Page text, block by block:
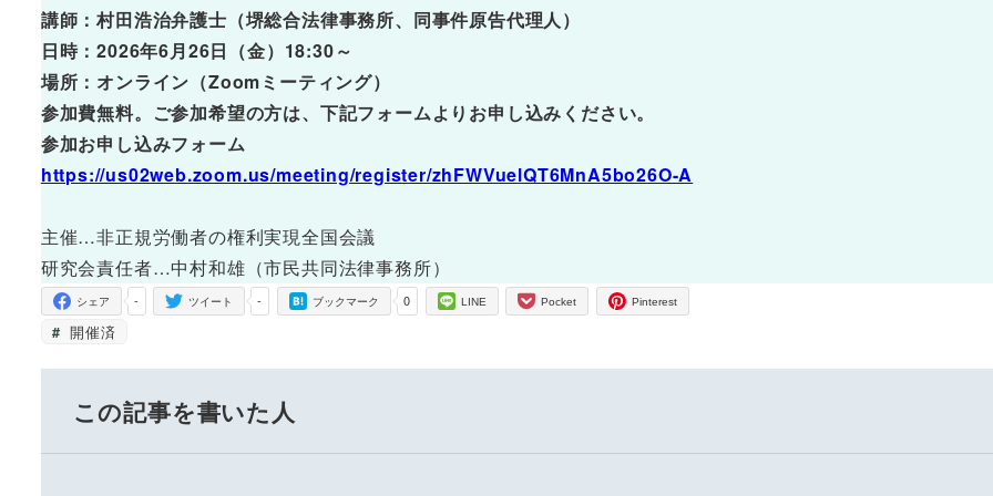
講師：村田浩治弁護士（堺総合法律事務所、同事件原告代理人）
日時：2026年6月26日（金）18:30～
場所：オンライン（Zoomミーティング）
参加費無料。ご参加希望の方は、下記フォームよりお申し込みください。
参加お申し込みフォーム
https://us02web.zoom.us/meeting/register/zhFWVuelQT6MnA5bo26O-A
主催…非正規労働者の権利実現全国会議
研究会責任者…中村和雄（市民共同法律事務所）
-
シェア -
ツイート 0
ブックマーク LINE Pocket Pinterest
開催済
この記事を書いた人